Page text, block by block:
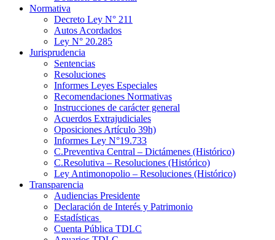
Normativa
Decreto Ley N° 211
Autos Acordados
Ley N° 20.285
Jurisprudencia
Sentencias
Resoluciones
Informes Leyes Especiales
Recomendaciones Normativas
Instrucciones de carácter general
Acuerdos Extrajudiciales
Oposiciones Artículo 39h)
Informes Ley N°19.733
C.Preventiva Central – Dictámenes (Histórico)
C.Resolutiva – Resoluciones (Histórico)
Ley Antimonopolio – Resoluciones (Histórico)
Transparencia
Audiencias Presidente
Declaración de Interés y Patrimonio
Estadísticas
Cuenta Pública TDLC